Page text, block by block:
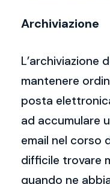
Archiviazione
L’archiviazione
mantenere
posta
ad accumulare
email nel corso
difficile trovare
quando ne